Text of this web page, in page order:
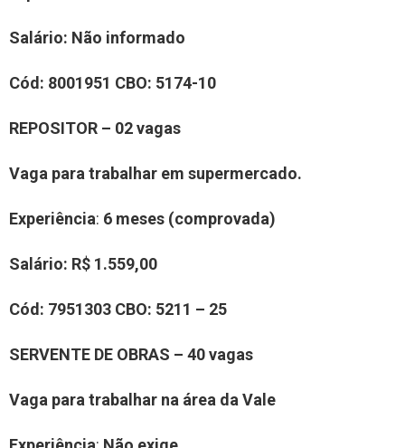
Salário: Não informado
Cód: 8001951 CBO: 5174-10
REPOSITOR – 02 vagas
Vaga para trabalhar em supermercado.
Experiência: 6 meses (comprovada)
Salário: R$ 1.559,00
Cód: 7951303 CBO: 5211 – 25
SERVENTE DE OBRAS – 40 vagas
Vaga para trabalhar na área da Vale